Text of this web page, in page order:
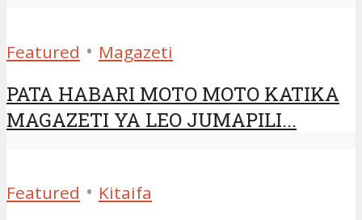
Featured • Magazeti
PATA HABARI MOTO MOTO KATIKA
MAGAZETI YA LEO JUMAPILI...
Featured • Kitaifa